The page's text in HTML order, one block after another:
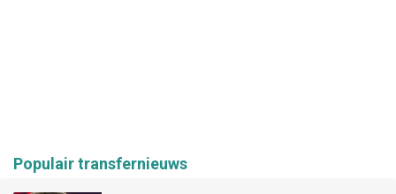
Populair transfernieuws